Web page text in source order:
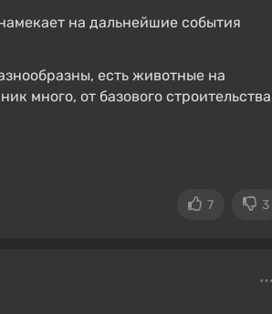
на дальнейшие события
есть животные на
много, от базового строительства
7 3